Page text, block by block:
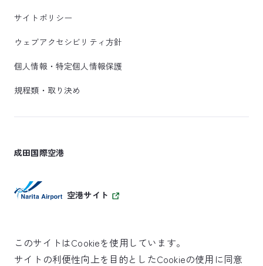
サイトポリシー
ウェブアクセシビリティ方針
個人情報・特定個人情報保護
規程類・取り決め
成田国際空港
空港サイト
このサイトはCookieを使用しています。
サイトの利便性向上を目的としたCookieの使用に同意